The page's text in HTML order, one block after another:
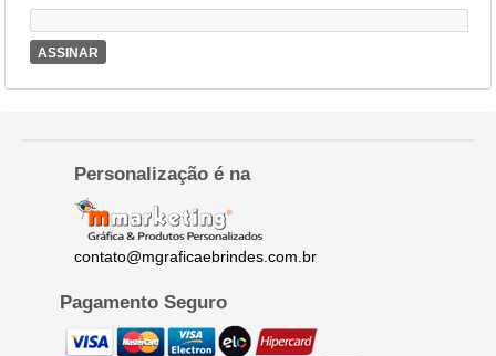
ASSINAR
Personalização é na
contato@mgraficaebrindes.com.br
Pagamento Seguro